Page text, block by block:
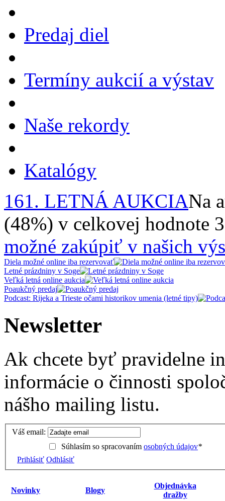
Predaj diel
Termíny aukcií a výstav
Naše rekordy
Katalógy
161. LETNÁ AUKCIANa
(48%) v celkovej hodnote
možné zakúpiť v našich
Diela možné online iba rezervovať
Letné prázdniny v Soge
Veľká letná online aukcia
Poaukčný predaj
Podcast: Rijeka a Trieste očami historikov umenia (letné tipy)
Newsletter
Ak chcete byť pravidelne
informácie o činnosti
nášho mailing listu.
Váš email:
Súhlasím so spracovaním osobných údajov*
Prihlásiť Odhlásiť
Novinky Blogy
Objednávka
dražby